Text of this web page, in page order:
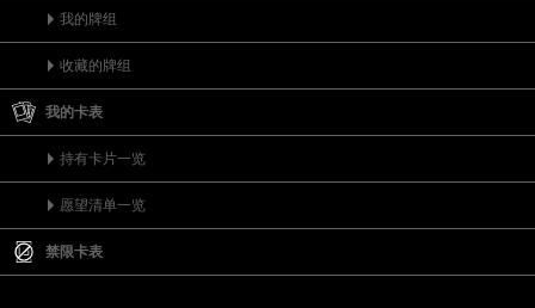
我的牌组
收藏的牌组
我的卡表
持有卡片一览
愿望清单一览
禁限卡表